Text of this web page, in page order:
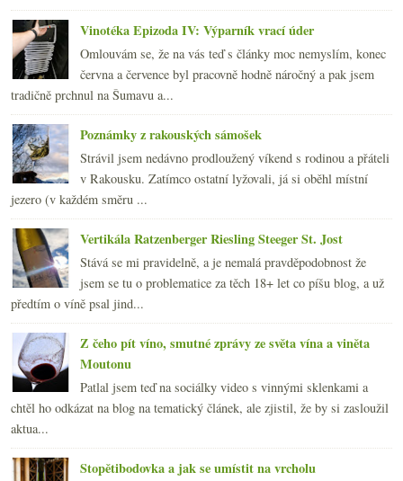
Vinotéka Epizoda IV: Výparník vrací úder
Omlouvám se, že na vás teď s články moc nemyslím, konec
června a července byl pracovně hodně náročný a pak jsem
tradičně prchnul na Šumavu a...
Poznámky z rakouských sámošek
Strávil jsem nedávno prodloužený víkend s rodinou a přáteli
v Rakousku. Zatímco ostatní lyžovali, já si oběhl místní
jezero (v každém směru ...
Vertikála Ratzenberger Riesling Steeger St. Jost
Stává se mi pravidelně, a je nemalá pravděpodobnost že
jsem se tu o problematice za těch 18+ let co píšu blog, a už
předtím o víně psal jind...
Z čeho pít víno, smutné zprávy ze světa vína a viněta
Moutonu
Patlal jsem teď na sociálky video s vinnými sklenkami a
chtěl ho odkázat na blog na tematický článek, ale zjistil, že by si zasloužil
aktua...
Stopětibodovka a jak se umístit na vrcholu